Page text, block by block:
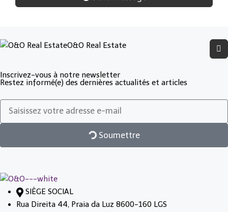
O&O Real Estate
Inscrivez-vous à notre newsletter
Restez informé(e) des dernières actualités et articles
Soumettre
SIÈGE SOCIAL
Rua Direita 44, Praia da Luz 8600-160 LGS